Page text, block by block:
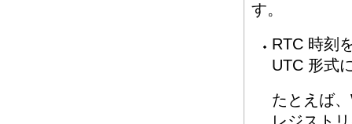
す。
RTC 時刻
UTC 形式
たとえば